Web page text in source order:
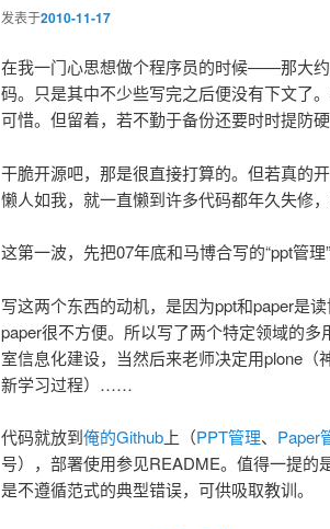
发表于2010-11-17
在我一门心思想做个程序员的时候——那大
码。只是其中不少些写完之后便没有下文了
可惜。但留着，若不勤于备份还要时时提防
干脆开源吧，那是很直接打算的。但若真的
懒人如我，就一直懒到许多代码都年久失修
这第一波，先把07年底和马博合写的“ppt管理
写这两个东西的动机，是因为ppt和paper是
paper很不方便。所以写了两个特定领域的
室信息化建设，当然后来老师决定用plone
新学习过程）……
代码就放到俺的Github 上（PPT管理、 Paper
号），部署使用参见README。值得一提的
是不遵循范式的典型错误，可供吸取教训。